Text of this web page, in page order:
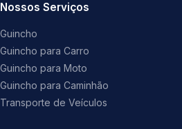
Nossos Serviços
Guincho
Guincho para Carro
Guincho para Moto
Guincho para Caminhão
Transporte de Veículos